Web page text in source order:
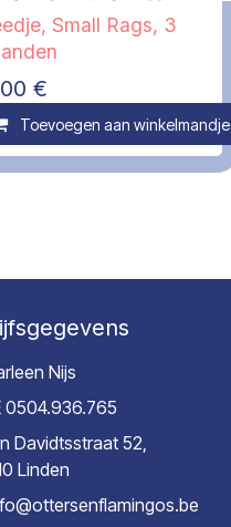
Small Rags, 3
€
Toevoegen aan winkelmandje
Nijs
0504.936.765
Davidtsstraat 52,
Linden